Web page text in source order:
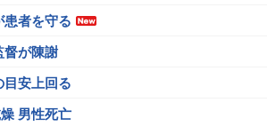
者を守る
督が陳謝
安上回る
男性死亡